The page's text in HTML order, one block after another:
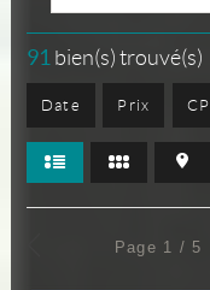
91bien(s) trouvé(s)
Date Prix CP
Page 1 / 5